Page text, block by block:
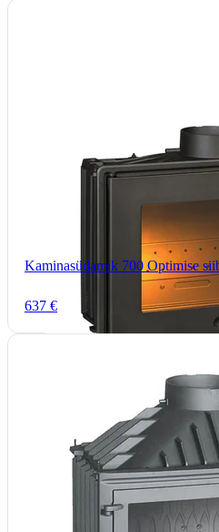
Kaminasüdamik 700 Optimise
637 €